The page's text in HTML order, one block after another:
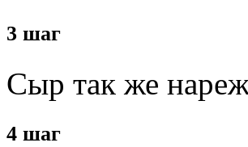
3 шаг
Сыр так же
4 шаг